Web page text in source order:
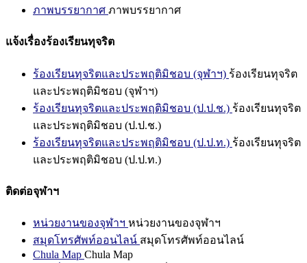
ภาพบรรยากาศ ภาพบรรยากาศ
แจ้งเรื่องร้องเรียนทุจริต
ร้องเรียนทุจริตและประพฤติมิชอบ (จุฬาฯ) ร้องเรียนทุจริต
และประพฤติมิชอบ (จุฬาฯ)
ร้องเรียนทุจริตและประพฤติมิชอบ (ป.ป.ช.) ร้องเรียนทุจริต
และประพฤติมิชอบ (ป.ป.ช.)
ร้องเรียนทุจริตและประพฤติมิชอบ (ป.ป.ท.) ร้องเรียนทุจริต
และประพฤติมิชอบ (ป.ป.ท.)
ติดต่อจุฬาฯ
หน่วยงานของจุฬาฯ หน่วยงานของจุฬาฯ
สมุดโทรศัพท์ออนไลน์ สมุดโทรศัพท์ออนไลน์
Chula Map Chula Map